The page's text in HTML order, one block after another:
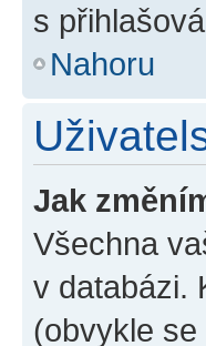
s
Nahoru
Jak
Všechna
v databázi.
(obvykle